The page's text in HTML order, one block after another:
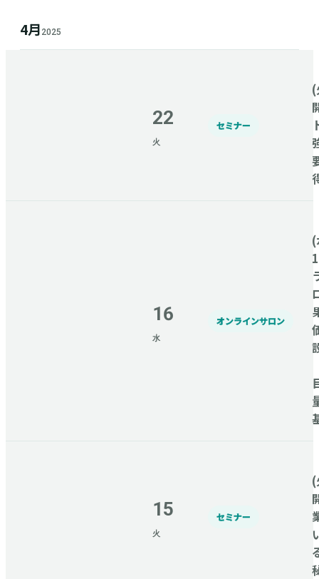
4月 2025
22
火
セミナー
16
水
オンラインサロン
15
火
セミナー